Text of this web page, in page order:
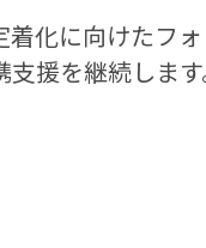
着化に向けたフ
援を継続します